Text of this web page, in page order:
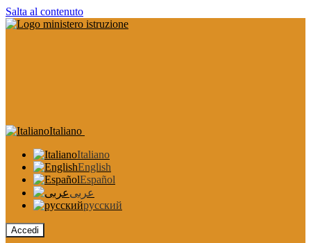
Salta al contenuto
Italiano
Italiano
English
Español
عربى
русский
Accedi